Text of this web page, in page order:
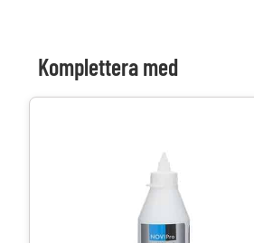
Komplettera med